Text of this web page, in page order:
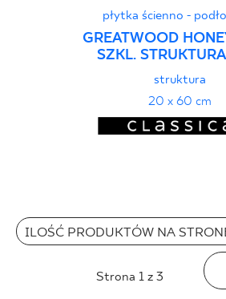
płytka ścienno -
GREATWOOD
SZKL.
struktura
20 x 60 cm
ILOŚĆ PRODUKTÓW NA
Strona 1 z 3